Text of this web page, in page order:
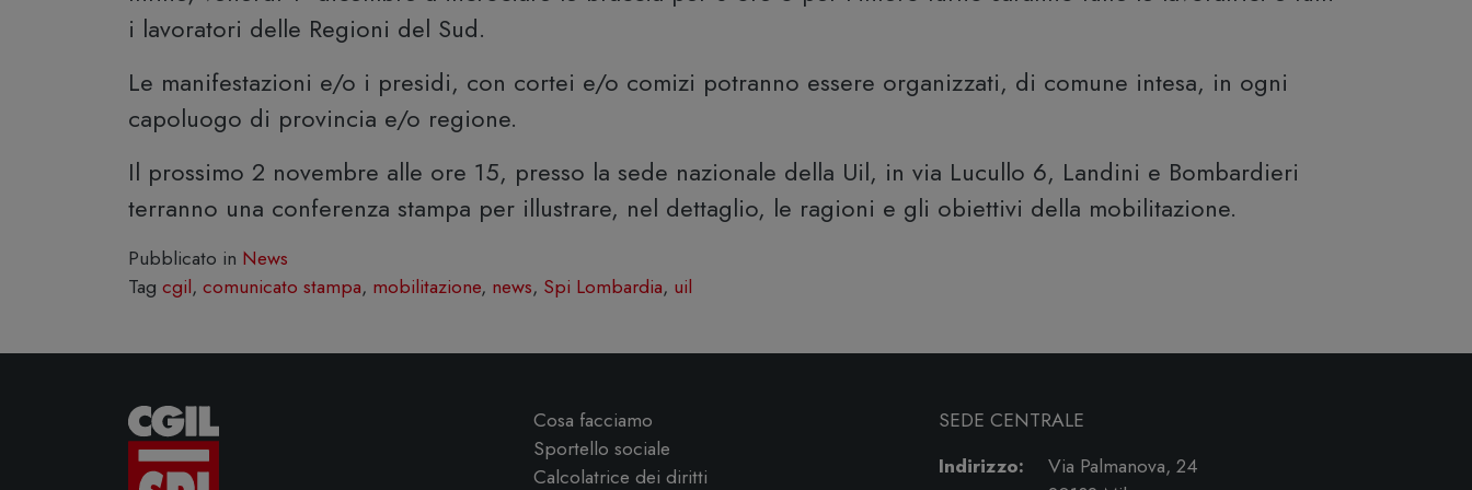
i lavoratori delle Regioni del Sud.
Le manifestazioni e/o i presidi, con cortei e/o comizi potranno essere organizzati, di comune intesa, in ogni
capoluogo di provincia e/o regione.
Il prossimo 2 novembre alle ore 15, presso la sede nazionale della Uil, in via Lucullo 6, Landini e Bombardieri
terranno una conferenza stampa per illustrare, nel dettaglio, le ragioni e gli obiettivi della mobilitazione.
Pubblicato in News
Tag cgil, comunicato stampa, mobilitazione, news, Spi Lombardia, uil
Cosa facciamo
Sportello sociale
Calcolatrice dei diritti
SEDE CENTRALE
Indirizzo:
Via Palmanova, 24